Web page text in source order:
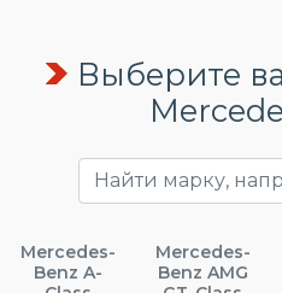
Выберите
Mercedes-
Benz A-
Mercedes-
Benz AMG